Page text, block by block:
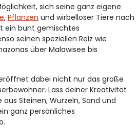
sich seine ganz eigene
,Pflanzen und wirbelloser Tiere nach
ein bunt gemischtes
seinen speziellen Reiz wie
über Malawisee bis
dabei nicht nur das große
Lass deiner Kreativität
Steinen, Wurzeln, Sand und
ganz persönliches